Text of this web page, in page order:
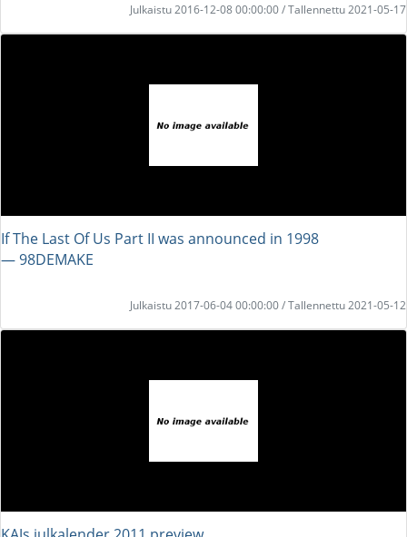
Julkaistu 2016-12-08 00:00:00 / Tallennettu 2021-05-17
If The Last Of Us Part II was announced in 1998
― 98DEMAKE
Julkaistu 2017-06-04 00:00:00 / Tallennettu 2021-05-12